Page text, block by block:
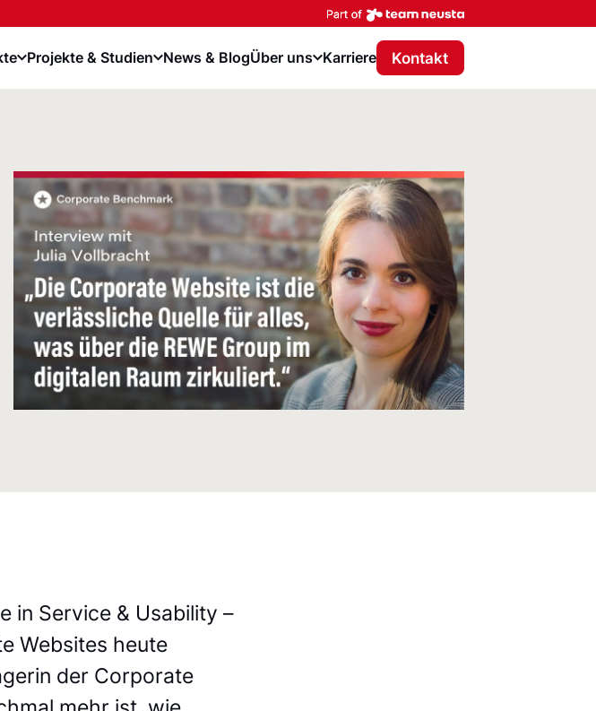
Part of team
Projekte & Studien News & BlogÜber uns Karriere Kontakt
in Service & Usability –
Websites heute
der Corporate